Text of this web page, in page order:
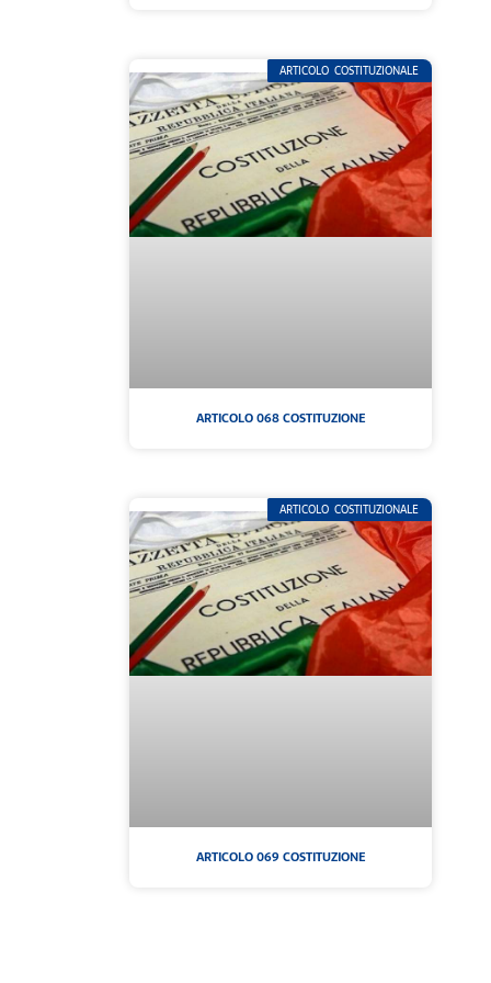
ARTICOLO COSTITUZIONALE
ARTICOLO 068 COSTITUZIONE
ARTICOLO COSTITUZIONALE
ARTICOLO 069 COSTITUZIONE